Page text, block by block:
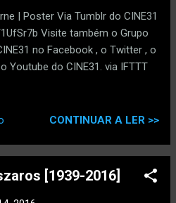
| Poster Via Tumblr do CINE31
Visite também o Grupo
no Facebook , o Twitter , o
Youtube do CINE31. via IFTTT
CONTINUAR A LER >>
[1939-2016]